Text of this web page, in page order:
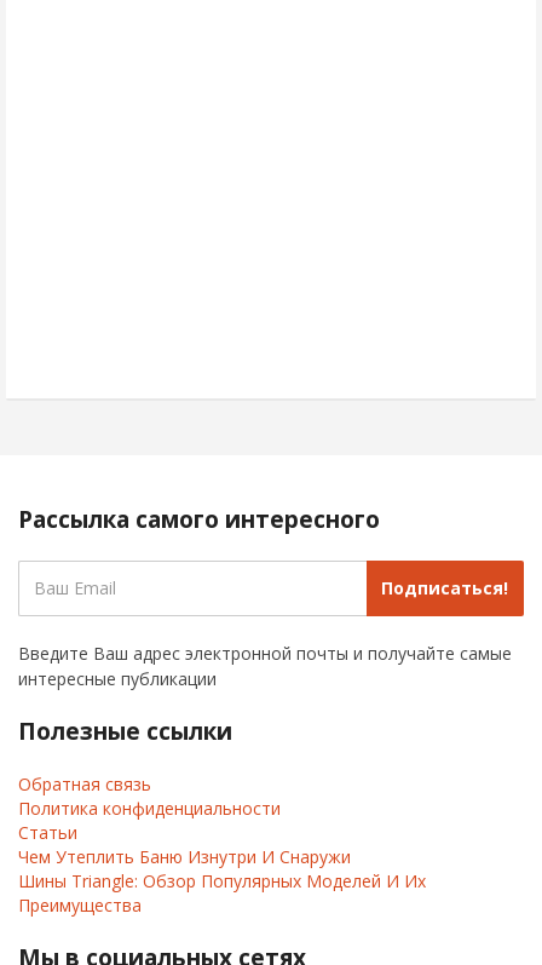
Рассылка самого интересного
Подписаться!
Введите Ваш адрес электронной почты и получайте самые
интересные публикации
Полезные ссылки
Обратная связь
Политика конфиденциальности
Статьи
Чем Утеплить Баню Изнутри И Снаружи
Шины Triangle: Обзор Популярных Моделей И Их
Преимущества
Мы в социальных сетях